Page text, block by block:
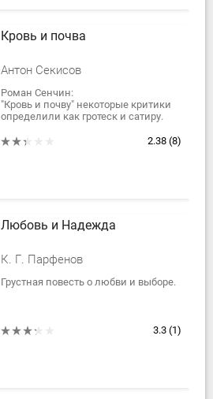
Кровь и почва
Антон Секисов
Роман Сенчин:
"Кровь и почву" некоторые критики
определили как гротеск и сатиру.
самый настоящий реализм. Просто
2.38 (8)
Любовь и Надежда
К. Г. Парфенов
Грустная повесть о любви и выборе.
3.3 (1)